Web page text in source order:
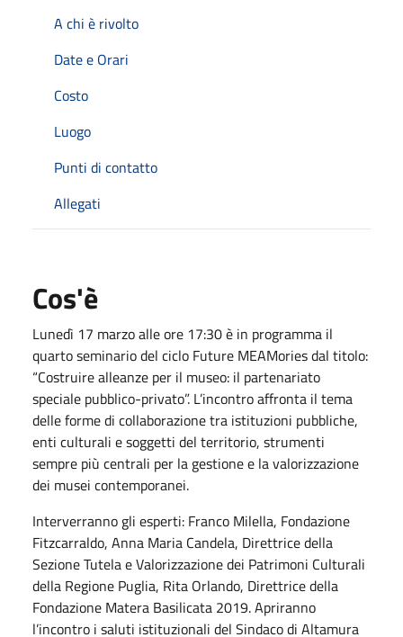
A chi è rivolto
Date e Orari
Costo
Luogo
Punti di contatto
Allegati
Cos'è
Lunedì 17 marzo alle ore 17:30 è in programma il
quarto seminario del ciclo Future MEAMories dal titolo:
“Costruire alleanze per il museo: il partenariato
speciale pubblico-privato”. L’incontro affronta il tema
delle forme di collaborazione tra istituzioni pubbliche,
enti culturali e soggetti del territorio, strumenti
sempre più centrali per la gestione e la valorizzazione
dei musei contemporanei.
Interverranno gli esperti: Franco Milella, Fondazione
Fitzcarraldo, Anna Maria Candela, Direttrice della
Sezione Tutela e Valorizzazione dei Patrimoni Culturali
della Regione Puglia, Rita Orlando, Direttrice della
Fondazione Matera Basilicata 2019. Apriranno
l’incontro i saluti istituzionali del Sindaco di Altamura